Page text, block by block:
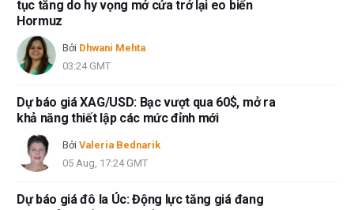
tục tăng do hy vọng mở cửa trở lại eo biển
Hormuz
Bởi Dhwani Mehta
03:24 GMT
Dự báo giá XAG/USD: Bạc vượt qua 60$, mở ra
khả năng thiết lập các mức đỉnh mới
Bởi Valeria Bednarik
05 Aug, 17:24 GMT
Dự báo giá đô la Úc: Động lực tăng giá đang